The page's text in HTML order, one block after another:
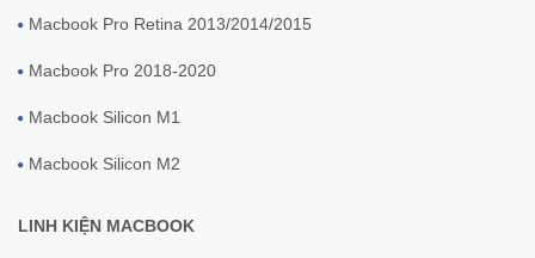
Macbook Pro Retina 2013/2014/2015
Macbook Pro 2018-2020
Macbook Silicon M1
Macbook Silicon M2
LINH KIỆN MACBOOK